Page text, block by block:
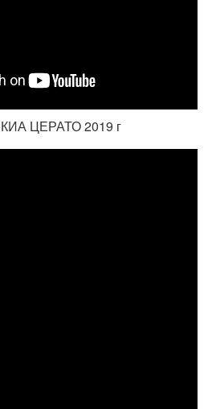
КИА ЦЕРАТО 2019 г